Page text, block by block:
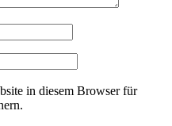
in diesem Browser für